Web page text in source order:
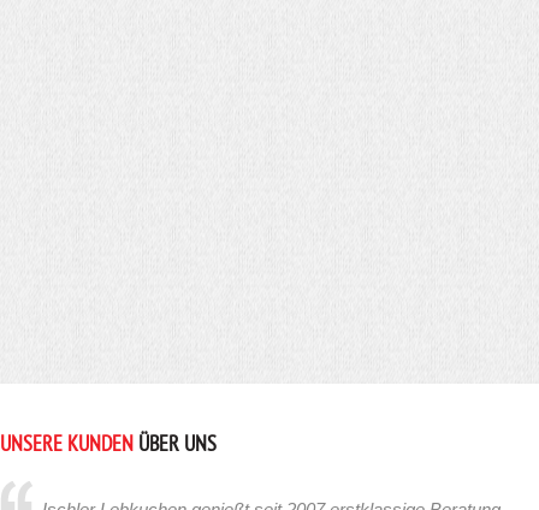
UNSERE KUNDEN ÜBER UNS